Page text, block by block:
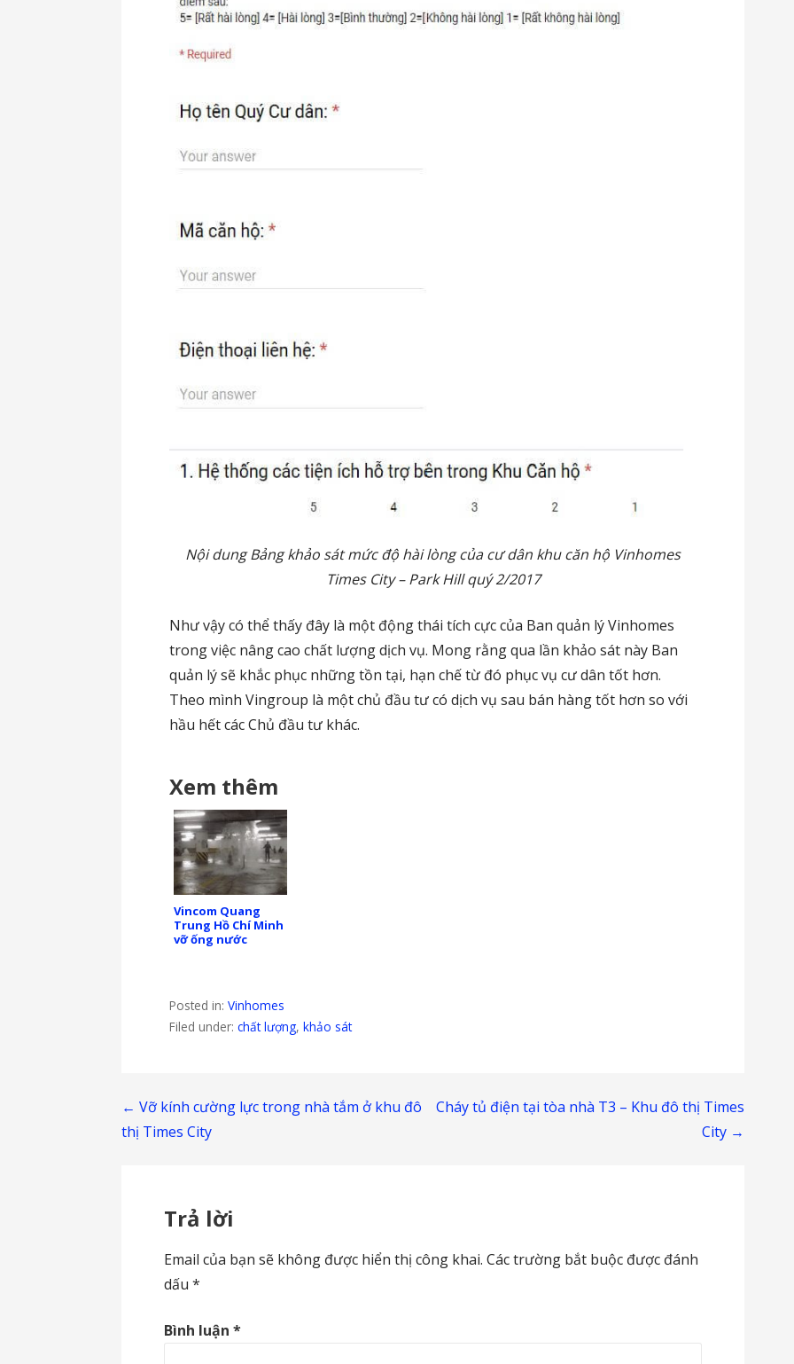
Nội dung Bảng khảo sát mức độ hài lòng của cư dân khu căn hộ Vinhomes
Times City – Park Hill quý 2/2017
Như vậy có thể thấy đây là một động thái tích cực của Ban quản lý Vinhomes
trong việc nâng cao chất lượng dịch vụ. Mong rằng qua lần khảo sát này Ban
quản lý sẽ khắc phục những tồn tại, hạn chế từ đó phục vụ cư dân tốt hơn.
Theo mình Vingroup là một chủ đầu tư có dịch vụ sau bán hàng tốt hơn so với
hầu hết các Chủ đầu tư khác.
Xem thêm
Vincom Quang
Trung Hồ Chí Minh
vỡ ống nước
Posted in:Vinhomes
Filed under:chất lượng,khảo sát
Điều
hướng
viết
← Vỡ kính cường lực trong nhà tắm ở khu đô
thị Times City
Cháy tủ điện tại tòa nhà T3 – Khu đô thị Times
City →
Trả lời
Email của bạn sẽ không được hiển thị công khai. Các trường bắt buộc được đánh
dấu*
Bình luận*